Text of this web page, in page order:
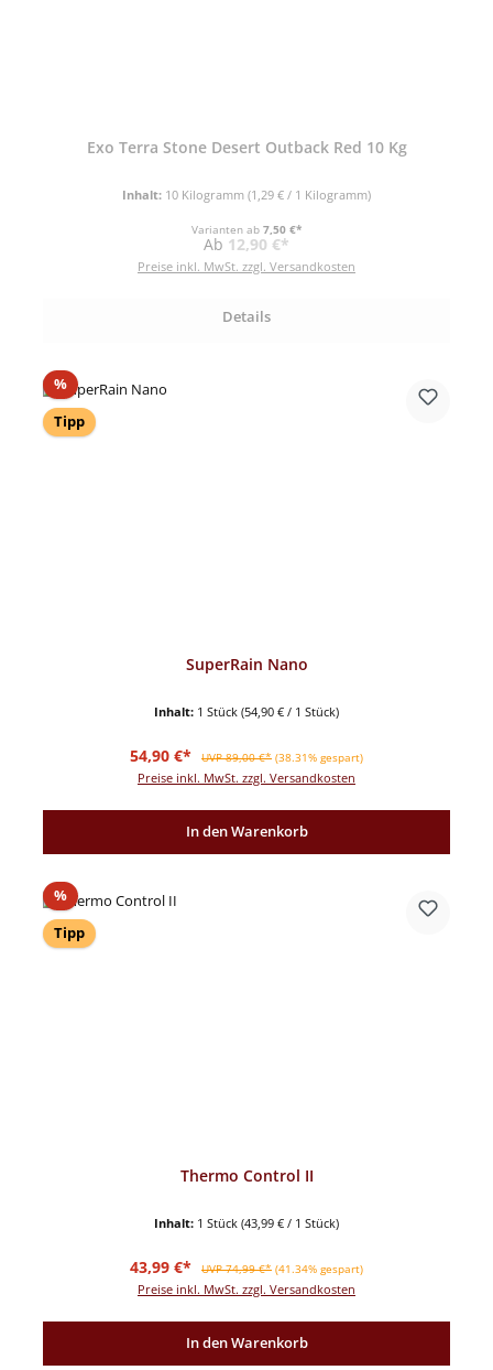
Exo Terra Stone Desert Outback Red 10 Kg
Inhalt: 10 Kilogramm (1,29 € / 1 Kilogramm)
Varianten ab 7,50 €*
Regulärer Preis:
Ab 12,90 €*
Preise inkl. MwSt. zzgl. Versandkosten
Details
%Rabatt
Tipp
SuperRain Nano
Inhalt: 1 Stück (54,90 € / 1 Stück)
Verkaufspreis:
54,90 €* Regulärer Preis:
UVP 89,00 €* (38.31% gespart)
Preise inkl. MwSt. zzgl. Versandkosten
In den Warenkorb
%Rabatt
Tipp
Thermo Control II
Inhalt: 1 Stück (43,99 € / 1 Stück)
Verkaufspreis:
43,99 €* Regulärer Preis:
UVP 74,99 €* (41.34% gespart)
Preise inkl. MwSt. zzgl. Versandkosten
In den Warenkorb